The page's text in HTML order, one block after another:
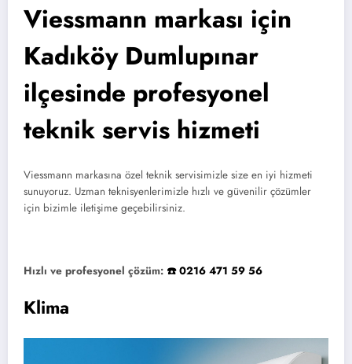
Viessmann markası için
Kadıköy Dumlupınar
ilçesinde profesyonel
teknik servis hizmeti
Viessmann markasına özel teknik servisimizle size en iyi hizmeti
sunuyoruz. Uzman teknisyenlerimizle hızlı ve güvenilir çözümler
için bizimle iletişime geçebilirsiniz.
Hızlı ve profesyonel çözüm: ☎️ 0216 471 59 56
Klima